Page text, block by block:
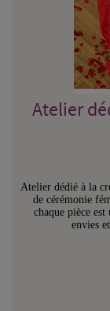
Atelier
Atelier dédié à la
de cérémonie
chaque pièce
envies